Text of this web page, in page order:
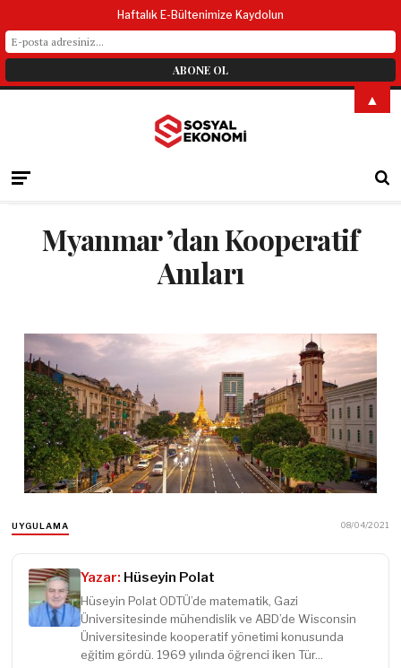
Myanmar ’dan Kooperatif
Anıları
UYGULAMA 08/04/2021
Yazar: Hüseyin Polat
Hüseyin Polat ODTÜ’de matematik, Gazi
Üniversitesinde mühendislik ve ABD’de Wisconsin
Üniversitesinde kooperatif yönetimi konusunda
eğitim gördü. 1969 yılında öğrenci iken Tür...
Haftalık E-Bültenimize Kaydolun
▲